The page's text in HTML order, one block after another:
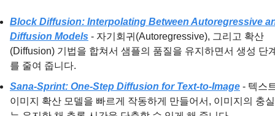
Block Diffusion: Interpolating Between Autoregressive
Diffusion Models - 자기회귀(Autoregressive), 그리고 확산
(Diffusion) 기법을 합쳐서 샘플의 품질을 유지하면서 생성 단
를 줄여 줍니다.
Sana-Sprint: One-Step Diffusion for Text-to-Image - 텍스
이미지 확산 모델을 빠르게 작동하게 만들어서, 이미지의 충